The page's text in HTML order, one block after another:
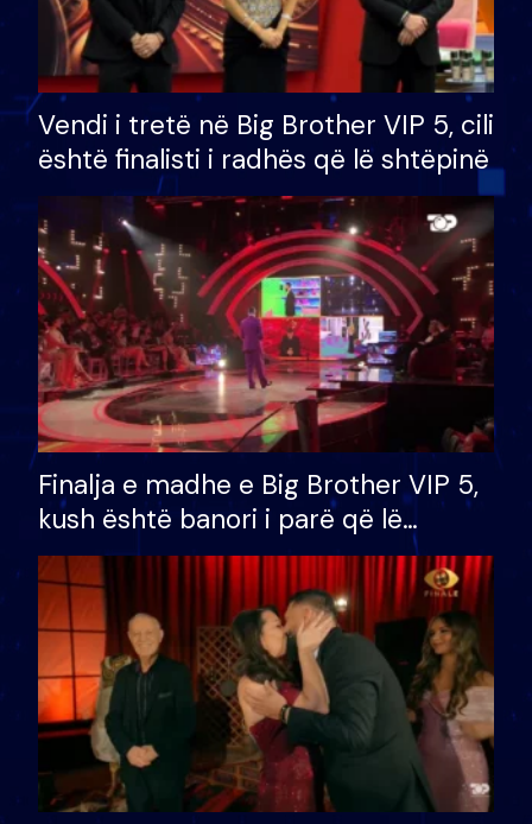
Vendi i tretë në Big Brother VIP 5, cili
është finalisti i radhës që lë shtëpinë
Finalja e madhe e Big Brother VIP 5,
kush është banori i parë që lë
shtëpinë dhe humb mundësinë për
të fituar çmimin e madh